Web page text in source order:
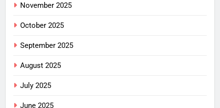
November 2025
October 2025
September 2025
August 2025
July 2025
June 2025